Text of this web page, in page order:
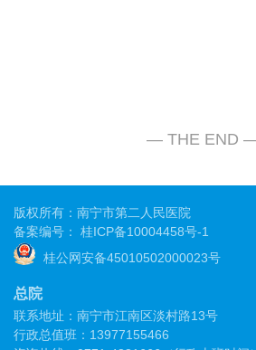
版权所有：南宁市第二人民医院
备案编号：
桂ICP备10004458号-1
桂公网安备45010502000023号
总院
联系地址：南宁市江南区淡村路13号
行政总值班：13977155466